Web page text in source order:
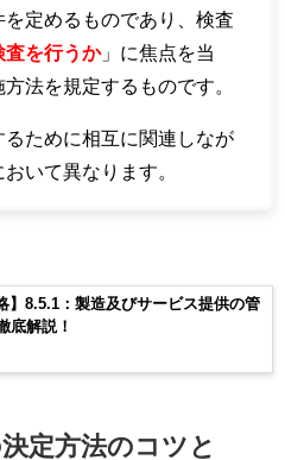
定めるものであり、検査
査を行うか」に焦点を当
法を規定するものです。
ために相互に関連しなが
いて異なります。
】8.5.1：製造及びサービス提供の管
底解説！
定方法のコツと